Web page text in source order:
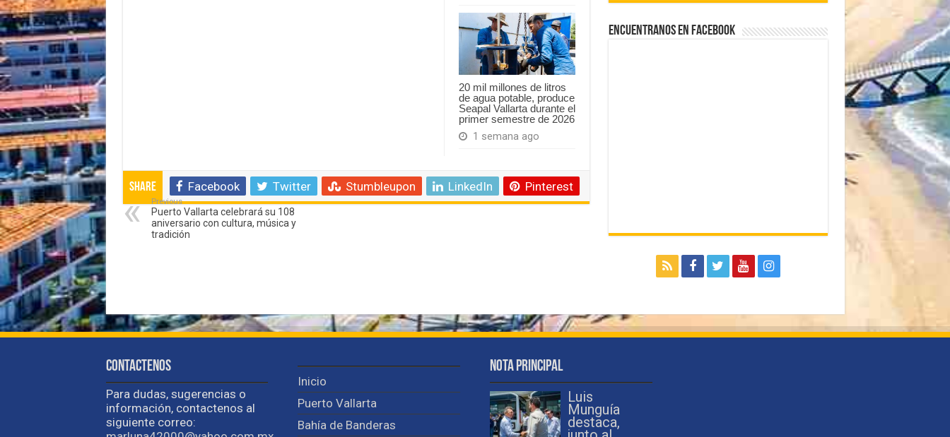
20 mil millones de litros
de agua potable, produce
Seapal Vallarta durante el
primer semestre de 2026
1 semana ago
Share Facebook Twitter Stumbleupon LinkedIn Pinterest
Previous
Puerto Vallarta celebrará su 108
aniversario con cultura, música y
tradición
Encuentranos en Facebook
Contactenos
Para dudas, sugerencias o
información, contactenos al
siguiente correo:
Inicio
Puerto Vallarta
Bahía de Banderas
Nota Principal
Luis
Munguía
destaca,